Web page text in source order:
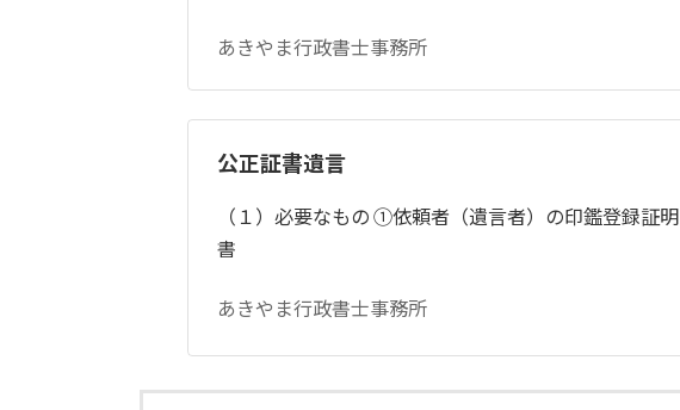
あきやま行政書士事務所
公正証書遺言
（１）必要なもの ①依頼者（遺言者）の印鑑登録証明
書
あきやま行政書士事務所